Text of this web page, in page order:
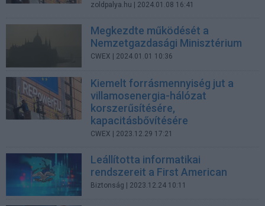
zoldpalya.hu | 2024.01.08 16:41
Megkezdte működését a
Nemzetgazdasági Minisztérium
CWEX | 2024.01.01 10:36
Kiemelt forrásmennyiség jut a
villamosenergia-hálózat
korszerűsítésére,
kapacitásbővítésére
CWEX | 2023.12.29 17:21
Leállította informatikai
rendszereit a First American
Biztonság | 2023.12.24 10:11